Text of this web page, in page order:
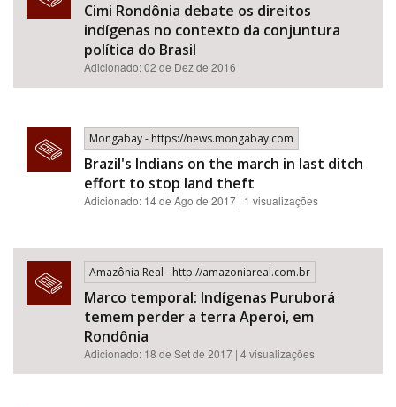
Cimi Rondônia debate os direitos
indígenas no contexto da conjuntura
política do Brasil
Adicionado: 02 de Dez de 2016
Mongabay - https://news.mongabay.com
Brazil's Indians on the march in last ditch
effort to stop land theft
Adicionado: 14 de Ago de 2017 | 1 visualizações
Amazônia Real - http://amazoniareal.com.br
Marco temporal: Indígenas Puruborá
temem perder a terra Aperoi, em
Rondônia
Adicionado: 18 de Set de 2017 | 4 visualizações